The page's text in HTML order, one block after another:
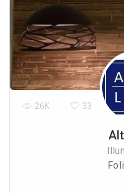
26K 33